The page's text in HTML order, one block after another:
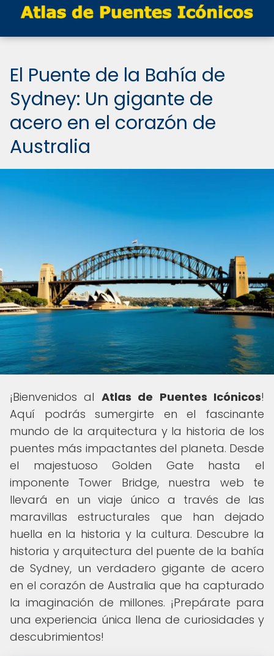
El Puente de la Bahía de
Sydney: Un gigante de
acero en el corazón de
Australia
¡Bienvenidos al Atlas de Puentes Icónicos!
Aquí podrás sumergirte en el fascinante
mundo de la arquitectura y la historia de los
puentes más impactantes del planeta. Desde
el majestuoso Golden Gate hasta el
imponente Tower Bridge, nuestra web te
llevará en un viaje único a través de las
maravillas estructurales que han dejado
huella en la historia y la cultura. Descubre la
historia y arquitectura del puente de la bahía
de Sydney, un verdadero gigante de acero
en el corazón de Australia que ha capturado
la imaginación de millones. ¡Prepárate para
una experiencia única llena de curiosidades y
descubrimientos!